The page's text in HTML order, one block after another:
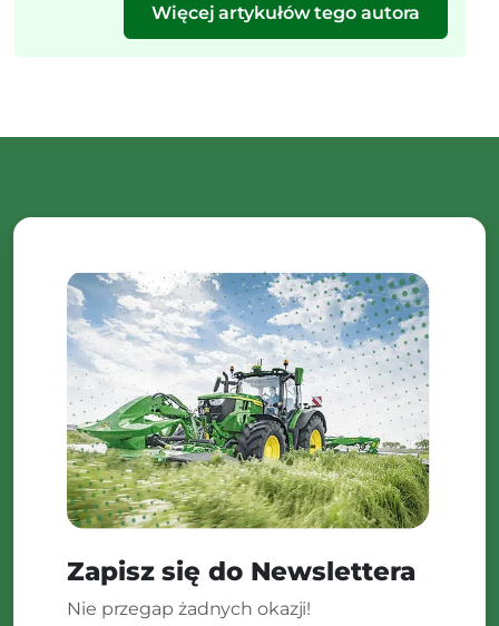
Więcej artykułów tego autora
Zapisz się do Newslettera
Nie przegap żadnych okazji!